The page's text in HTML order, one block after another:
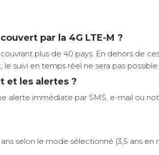
par la 4G LTE-M ?
plus de 40 pays. En dehors de
suivi en temps réel ne sera pas
et les alertes ?
immédiate par SMS, e-mail ou
selon le mode sélectionné (3,5 ans